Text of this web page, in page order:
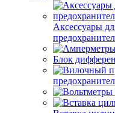
Аксессуары
Блок